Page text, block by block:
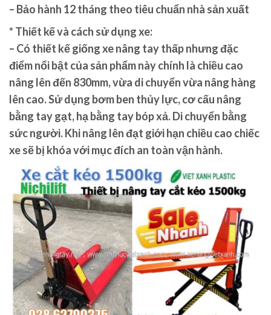
– Bảo hành 12 tháng theo tiêu chuẩn nhà sản xuất
* Thiết kế và cách sử dụng xe:
– Có thiết kế giống xe nâng tay thấp nhưng đặc
điểm nổi bật của sản phẩm này chính là chiều cao
nâng lên đến 830mm, vừa di chuyển vừa nâng hàng
lên cao. Sử dụng bơm ben thủy lực, cơ cấu nâng
bằng tay gạt, hạ bằng tay bóp xả. Di chuyển bằng
sức người. Khi nâng lên đạt giới hạn chiều cao chiếc
xe sẽ bị khóa với mục đích an toàn vận hành.